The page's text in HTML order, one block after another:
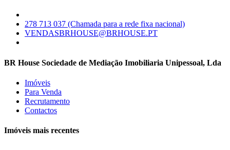
278 713 037 (Chamada para a rede fixa nacional)
VENDASBRHOUSE@BRHOUSE.PT
BR House Sociedade de Mediação Imobiliaria Unipessoal, Lda
Imóveis
Para Venda
Recrutamento
Contactos
Imóveis mais recentes